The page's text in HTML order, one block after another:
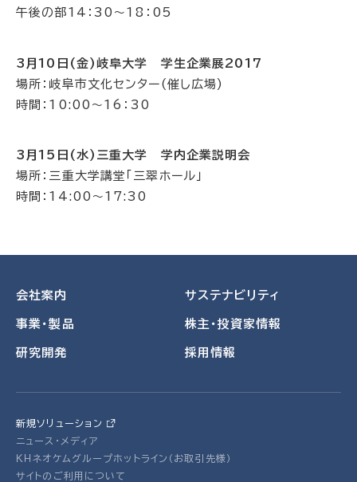
午後の部14：30～18：05
3月10日(金)岐阜大学 学生企業展2017
場所：岐阜市文化センター(催し広場)
時間：10:00～16：30
3月15日(水)三重大学 学内企業説明会
場所：三重大学講堂「三翠ホール」
時間：14:00～17:30
会社案内
事業・製品
研究開発
サステナビリティ
株主・投資家情報
採用情報
新規ソリューション
ニュース・メディア
ＫＨネオケムグループホットライン（お取引先様）
サイトのご利用について